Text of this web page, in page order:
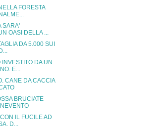
FORESTA
SARA'
OASI DELLA ...
DA 5.000 SUI
DA UN
E...
CANE DA CACCIA
BRUCIATE
IL FUCILE AD
D...